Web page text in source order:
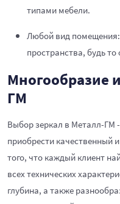
типами мебели.
Любой вид
пространства, будь
Многообразие
ГМ
Выбор зеркал в Металл-ГМ
приобрести качественный
того, что каждый клиент
всех технических
глубина, а также